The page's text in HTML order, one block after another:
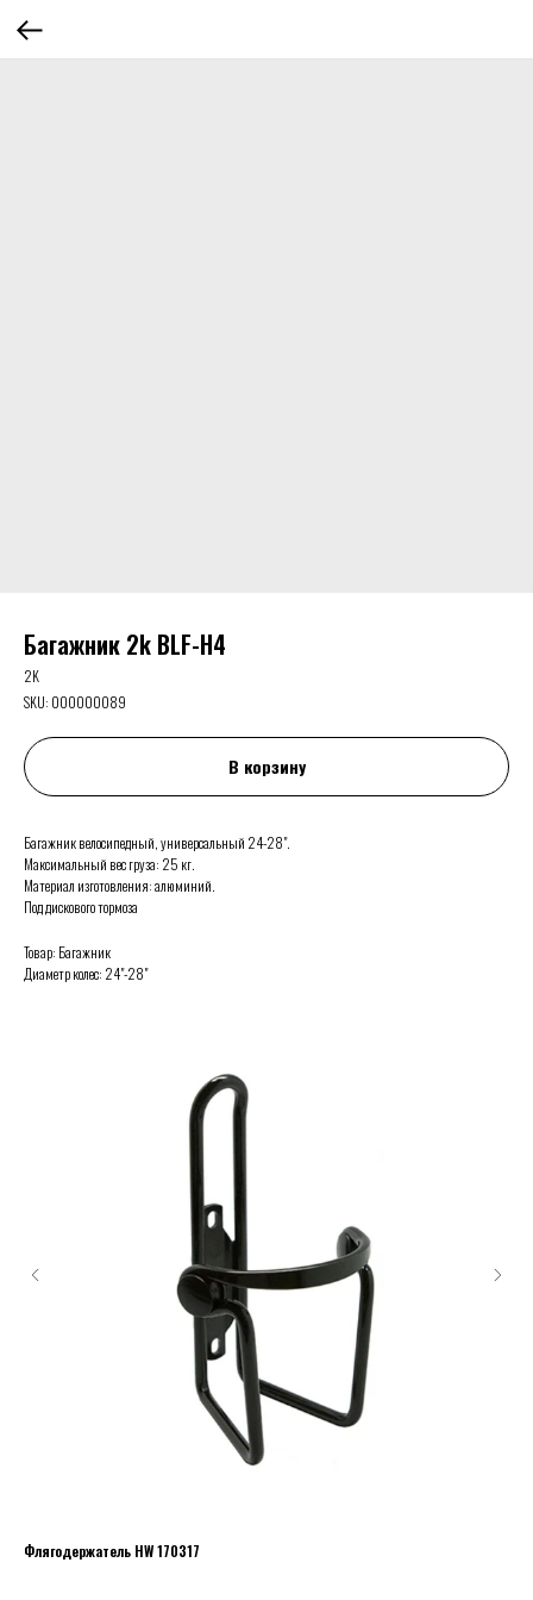
Багажник 2k BLF-H4
2K
SKU: 000000089
В корзину
Багажник велосипедный, универсальный 24-28".
Максимальный вес груза: 25 кг.
Материал изготовления: алюминий.
Под дискового тормоза
Товар: Багажник
Диаметр колес: 24"-28"
Флягодержатель HW 170317